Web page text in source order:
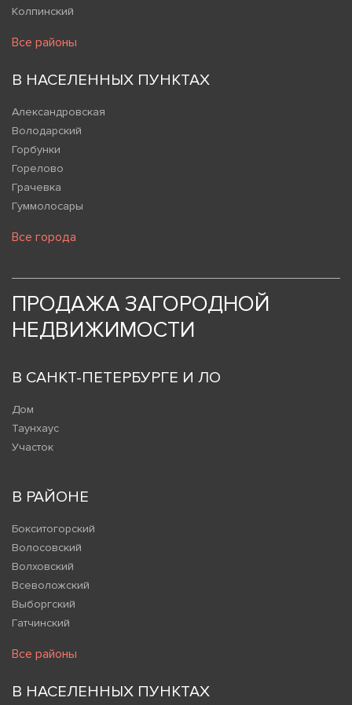
Колпинский
Все районы
В НАСЕЛЕННЫХ ПУНКТАХ
Александровская
Володарский
Горбунки
Горелово
Грачевка
Гуммолосары
Все города
ПРОДАЖА ЗАГОРОДНОЙ
НЕДВИЖИМОСТИ
В САНКТ-ПЕТЕРБУРГЕ И ЛО
Дом
Таунхаус
Участок
В РАЙОНЕ
Бокситогорский
Волосовский
Волховский
Всеволожский
Выборгский
Гатчинский
Все районы
В НАСЕЛЕННЫХ ПУНКТАХ